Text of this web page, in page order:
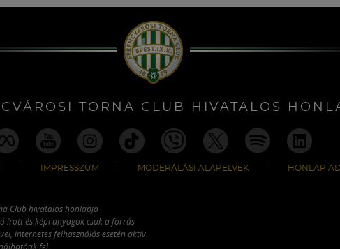
TORNA CLUB HIVATALOS
IMPRESSZUM MODERÁLÁSI ALAPELVEK HONLAP
Club hivatalos honlapja
írott és képi anyagok csak a forrás
internetes felhasználás esetén aktív
fel.